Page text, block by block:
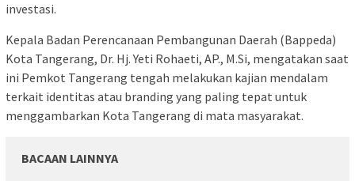
investasi.
Kepala Badan Perencanaan Pembangunan Daerah (Bappeda)
Kota Tangerang, Dr. Hj. Yeti Rohaeti, AP., M.Si, mengatakan saat
ini Pemkot Tangerang tengah melakukan kajian mendalam
terkait identitas atau branding yang paling tepat untuk
menggambarkan Kota Tangerang di mata masyarakat.
BACAAN LAINNYA